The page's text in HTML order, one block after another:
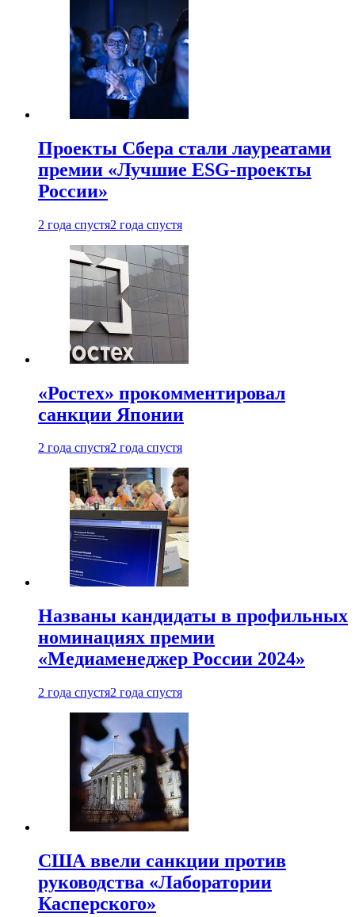
Проекты Сбера стали лауреатами
премии «Лучшие ESG-проекты
России»
2 года спустя2 года спустя
«Ростех» прокомментировал
санкции Японии
2 года спустя2 года спустя
Названы кандидаты в профильных
номинациях премии
«Медиаменеджер России 2024»
2 года спустя2 года спустя
США ввели санкции против
руководства «Лаборатории
Касперского»